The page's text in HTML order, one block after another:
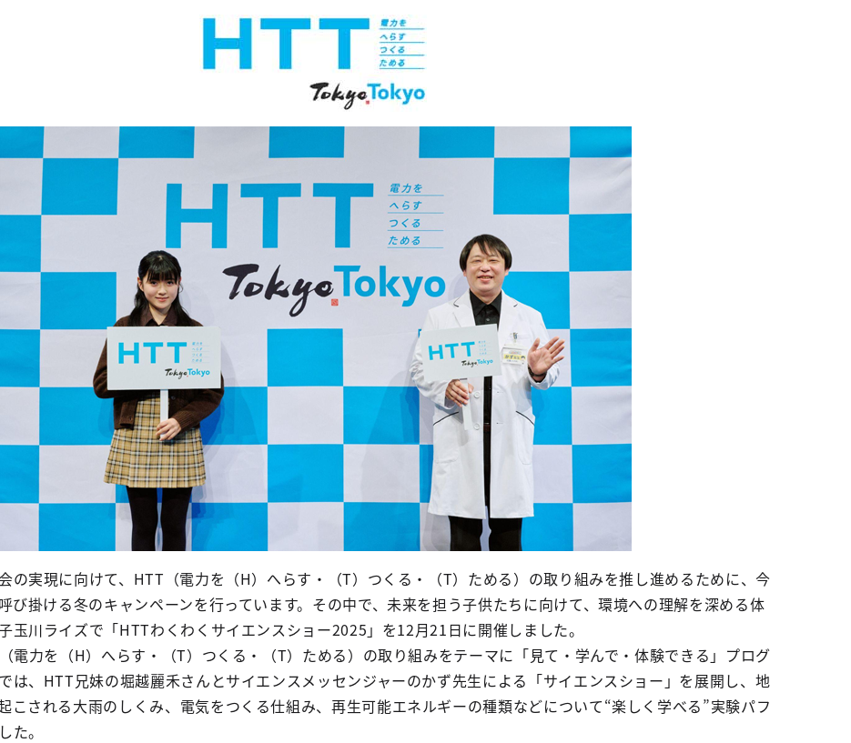
の実現に向けて、HTT（電力を（H）へらす・（T）つくる・（T）ためる）の取り組みを推し進めるために、今
び掛ける冬のキャンペーンを行っています。その中で、未来を担う子供たちに向けて、環境への理解を深める体
玉川ライズで「HTTわくわくサイエンスショー2025」を12月21日に開催しました。
電力を（H）へらす・（T）つくる・（T）ためる）の取り組みをテーマに「見て・学んで・体験できる」プログ
は、HTT兄妹の堀越麗禾さんとサイエンスメッセンジャーのかず先生による「サイエンスショー」を展開し、地
こされる大雨のしくみ、電気をつくる仕組み、再生可能エネルギーの種類などについて“楽しく学べる”実験パフ
た。